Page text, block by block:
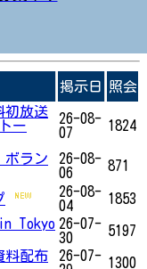
掲示日 照会
初放送
ー
26-08-
07
1824
ボラン
26-08-
06
871
26-08-
04
1853
Tokyo 26-07-
30
5197
料配布
26-07- 1300